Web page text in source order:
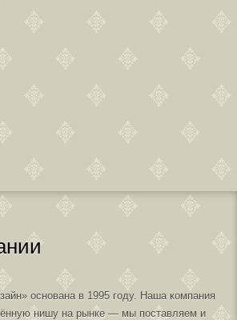
основана в 1995 году. Наша компания
нишу на рынке — мы поставляем и